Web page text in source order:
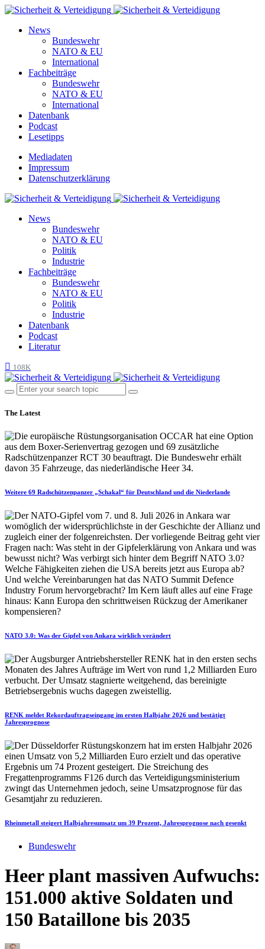
News
Bundeswehr
NATO & EU
International
Fachbeiträge
Bundeswehr
NATO & EU
International
Datenbank
Podcast
Lesetipps
Mediadaten
Impressum
Datenschutzerklärung
News
Bundeswehr
NATO & EU
Politik
Industrie
Fachbeiträge
Bundeswehr
NATO & EU
Politik
Industrie
Datenbank
Podcast
Literatur
108K
The Latest
Weitere 69 Radschützenpanzer „Schakal“ für Deutschland und die Niederlande
NATO 3.0: Was der Gipfel von Ankara wirklich verändert
RENK meldet Rekordauftragseingang im ersten Halbjahr 2026 und bestätigt
Jahresprognose
Rheinmetall steigert Halbjahresumsatz um 39 Prozent, Jahresprognose nach gesenkt
Bundeswehr
Heer plant massiven Aufwuchs:
151.000 aktive Soldaten und
150 Bataillone bis 2035